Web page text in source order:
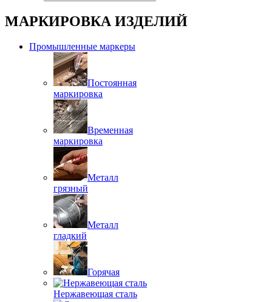
МАРКИРОВКА ИЗДЕЛИЙ
Промышленные маркеры
Постоянная
маркировка
Временная
маркировка
Металл
грязный
Металл
гладкий
Горячая
Нержавеющая сталь